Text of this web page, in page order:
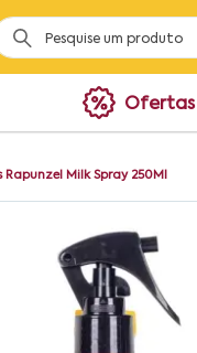
Ofertas
Milk Spray 250Ml